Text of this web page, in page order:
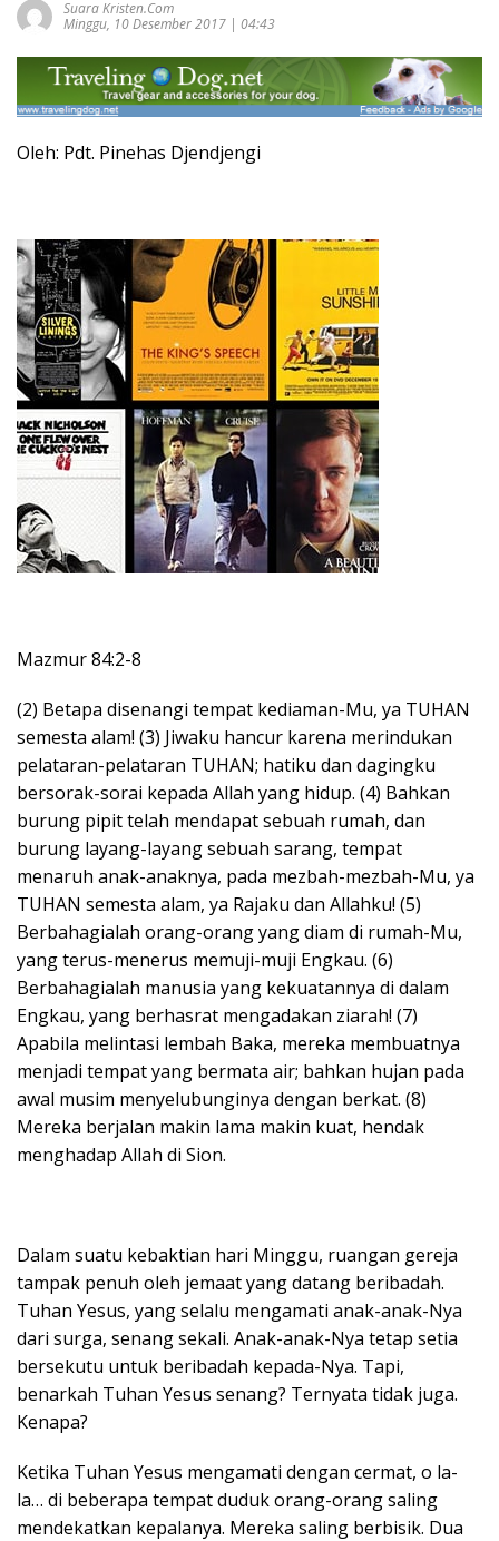
Suara Kristen.com
Minggu, 10 Desember 2017 | 04:43
Oleh: Pdt. Pinehas Djendjengi
Mazmur 84:2-8
(2) Betapa disenangi tempat kediaman-Mu, ya TUHAN
semesta alam! (3) Jiwaku hancur karena merindukan
pelataran-pelataran TUHAN; hatiku dan dagingku
bersorak-sorai kepada Allah yang hidup. (4) Bahkan
burung pipit telah mendapat sebuah rumah, dan
burung layang-layang sebuah sarang, tempat
menaruh anak-anaknya, pada mezbah-mezbah-Mu, ya
TUHAN semesta alam, ya Rajaku dan Allahku! (5)
Berbahagialah orang-orang yang diam di rumah-Mu,
yang terus-menerus memuji-muji Engkau. (6)
Berbahagialah manusia yang kekuatannya di dalam
Engkau, yang berhasrat mengadakan ziarah! (7)
Apabila melintasi lembah Baka, mereka membuatnya
menjadi tempat yang bermata air; bahkan hujan pada
awal musim menyelubunginya dengan berkat. (8)
Mereka berjalan makin lama makin kuat, hendak
menghadap Allah di Sion.
Dalam suatu kebaktian hari Minggu, ruangan gereja
tampak penuh oleh jemaat yang datang beribadah.
Tuhan Yesus, yang selalu mengamati anak-anak-Nya
dari surga, senang sekali. Anak-anak-Nya tetap setia
bersekutu untuk beribadah kepada-Nya. Tapi,
benarkah Tuhan Yesus senang? Ternyata tidak juga.
Kenapa?
Ketika Tuhan Yesus mengamati dengan cermat, o la-
la… di beberapa tempat duduk orang-orang saling
mendekatkan kepalanya. Mereka saling berbisik. Dua